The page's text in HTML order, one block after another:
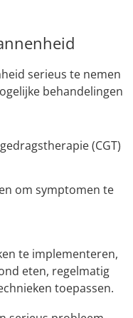
serieus te nemen
behandelingen
(CGT)
om symptomen te
te implementeren,
eten, regelmatig
toepassen.